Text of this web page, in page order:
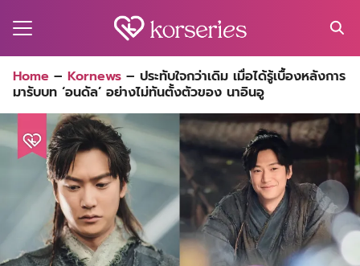
for:
Home – Kornews – ประทับใจกว่าเดิม เมื่อได้รู้เบื้องหลังการ
มารับบท ‘อนดัล’ อย่างไม่ทันตั้งตัวของ นาอินอู